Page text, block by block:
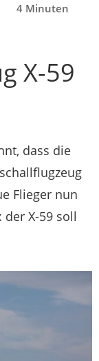
4 Minuten
X-59
dass die
Flieger nun
X-59 soll